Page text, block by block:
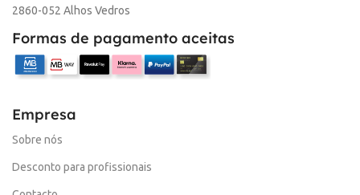
2860-052 Alhos Vedros
Formas de pagamento aceitas
Empresa
Sobre nós
Desconto para profissionais